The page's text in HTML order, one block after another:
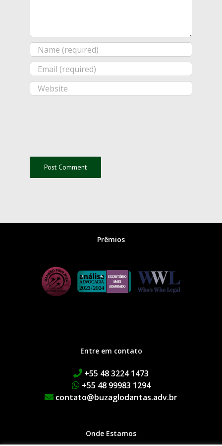
Prêmios
Entre em contato
+55 48 3224 1473
+55 48 99983 1294
contato@buzaglodantas.adv.br
Onde Estamos